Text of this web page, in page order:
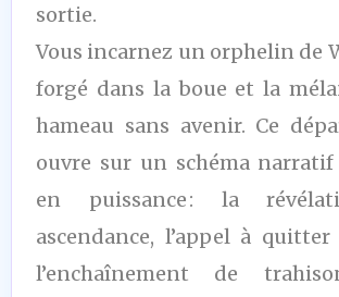
sortie.
Vous incarnez un orphelin de
forgé dans la boue et la
hameau sans avenir. Ce
ouvre sur un schéma
en puissance : la
ascendance, l’appel à
l’enchaînement de